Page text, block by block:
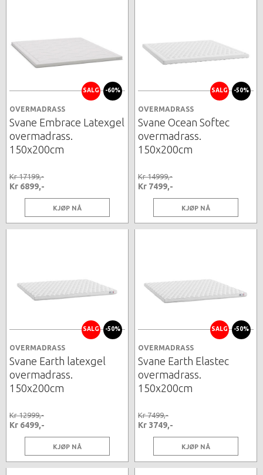
SALG -60%
OVERMADRASS
Svane Embrace Latexgel
overmadrass.
150x200cm
Kr 17199,-
Kr 6899,-
KJØP NÅ
SALG -50%
OVERMADRASS
Svane Ocean Softec
overmadrass.
150x200cm
Kr 14999,-
Kr 7499,-
KJØP NÅ
SALG -50%
OVERMADRASS
Svane Earth latexgel
overmadrass.
150x200cm
Kr 12999,-
Kr 6499,-
KJØP NÅ
SALG -50%
OVERMADRASS
Svane Earth Elastec
overmadrass.
150x200cm
Kr 7499,-
Kr 3749,-
KJØP NÅ